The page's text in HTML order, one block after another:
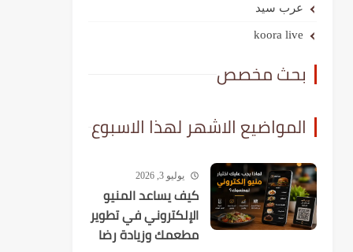
عرب سيد
koora live
بحث مخصص
المواضيع الاشهر لهذا الاسبوع
يوليو 3, 2026
كيف يساعد المنيو
الإلكتروني في تطوير
مطعمك وزيادة رضا